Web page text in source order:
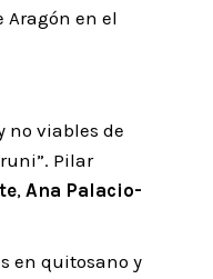
en el
no viables de
Pilar
, Ana Palacio-
en quitosano y